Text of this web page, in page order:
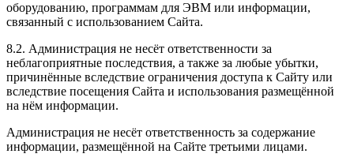
оборудованию, программам для ЭВМ или информации,
связанный с использованием Сайта.
8.2. Администрация не несёт ответственности за
неблагоприятные последствия, а также за любые убытки,
причинённые вследствие ограничения доступа к Сайту или
вследствие посещения Сайта и использования размещённой
на нём информации.
Администрация не несёт ответственность за содержание
информации, размещённой на Сайте третьими лицами.